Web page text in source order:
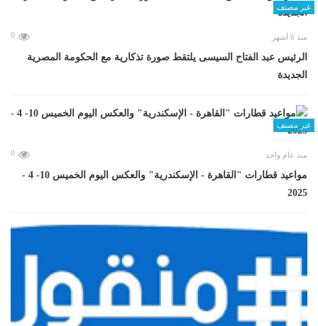
غير مصنف
منذ 6 أشهر 0
الرئيس عبد الفتاح السيسى يلتقط صورة تذكارية مع الحكومة المصرية
الجديدة
غير مصنف
منذ عام واحد 0
مواعيد قطارات "القاهرة - الإسكندرية" والعكس اليوم الخميس 10- 4 -
2025